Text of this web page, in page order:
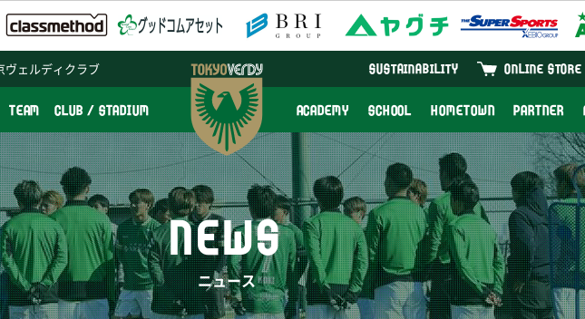
ヴェルディクラブ ONLINE STORE
SUSTAINABILITY
TEAM CLUB / STADIUM ACADEMY SCHOOL HOMETOWN PARTNER
NEWS
ニュース